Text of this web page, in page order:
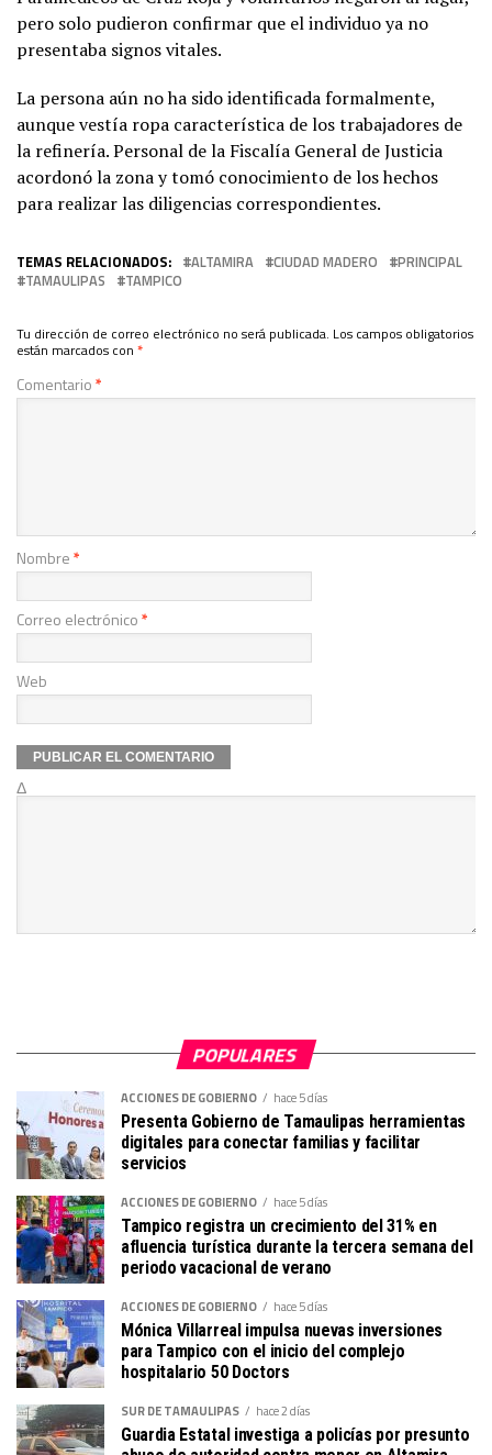
pero solo pudieron confirmar que el individuo ya no
presentaba signos vitales.
La persona aún no ha sido identificada formalmente,
aunque vestía ropa característica de los trabajadores de
la refinería. Personal de la Fiscalía General de Justicia
acordonó la zona y tomó conocimiento de los hechos
para realizar las diligencias correspondientes.
TEMAS RELACIONADOS: ALTAMIRA CIUDAD MADERO
PRINCIPAL
TAMAULIPAS
TAMPICO
Tu dirección de correo electrónico no será publicada. Los campos obligatorios
están marcados con *
Comentario*
Nombre*
Correo electrónico*
Web
Δ
POPULARES
ACCIONES DE GOBIERNO hace 5 días
Presenta Gobierno de Tamaulipas herramientas
digitales para conectar familias y facilitar
servicios
ACCIONES DE GOBIERNO hace 5 días
Tampico registra un crecimiento del 31% en
afluencia turística durante la tercera semana del
periodo vacacional de verano
ACCIONES DE GOBIERNO hace 5 días
Mónica Villarreal impulsa nuevas inversiones
para Tampico con el inicio del complejo
hospitalario 50 Doctors
SUR DE TAMAULIPAS hace 2 días
Guardia Estatal investiga a policías por presunto